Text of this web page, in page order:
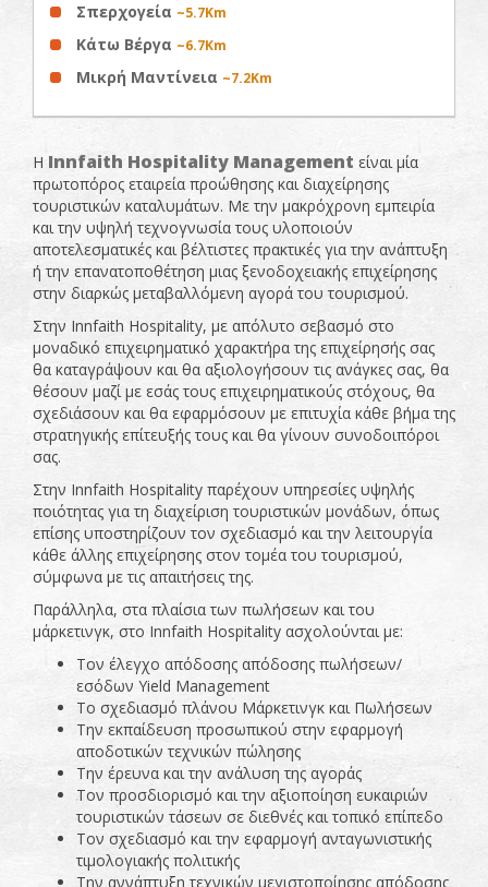
Σπερχογεία ~5.7Km
Κάτω Βέργα ~6.7Km
Μικρή Μαντίνεια ~7.2Km
Η Innfaith Hospitality Management είναι μία
πρωτοπόρος εταιρεία προώθησης και διαχείρησης
τουριστικών καταλυμάτων. Με την μακρόχρονη εμπειρία
και την υψηλή τεχνογνωσία τους υλοποιούν
αποτελεσματικές και βέλτιστες πρακτικές για την ανάπτυξη
ή την επανατοποθέτηση μιας ξενοδοχειακής επιχείρησης
στην διαρκώς μεταβαλλόμενη αγορά του τουρισμού.
Στην Innfaith Ηospitality, με απόλυτο σεβασμό στο
μοναδικό επιχειρηματικό χαρακτήρα της επιχείρησής σας
θα καταγράψουν και θα αξιολογήσουν τις ανάγκες σας, θα
θέσουν μαζί με εσάς τους επιχειρηματικούς στόχους, θα
σχεδιάσουν και θα εφαρμόσουν με επιτυχία κάθε βήμα της
στρατηγικής επίτευξής τους και θα γίνουν συνοδοιπόροι
σας.
Στην Innfaith Hospitality παρέχουν υπηρεσίες υψηλής
ποιότητας για τη διαχείριση τουριστικών μονάδων, όπως
επίσης υποστηρίζουν τον σχεδιασμό και την λειτουργία
κάθε άλλης επιχείρησης στον τομέα του τουρισμού,
σύμφωνα με τις απαιτήσεις της.
Παράλληλα, στα πλαίσια των πωλήσεων και του
μάρκετινγκ, στο Innfaith Hospitality ασχολούνται με:
Τον έλεγχο απόδοσης απόδοσης πωλήσεων/
εσόδων Yield Management
Το σχεδιασμό πλάνου Μάρκετινγκ και Πωλήσεων
Την εκπαίδευση προσωπικού στην εφαρμογή
αποδοτικών τεχνικών πώλησης
Την έρευνα και την ανάλυση της αγοράς
Τον προσδιορισμό και την αξιοποίηση ευκαιριών
τουριστικών τάσεων σε διεθνές και τοπικό επίπεδο
Τον σχεδιασμό και την εφαρμογή ανταγωνιστικής
τιμολογιακής πολιτικής
Την αννάπτυξη τεχνικών μεγιστοποίησης απόδοσης